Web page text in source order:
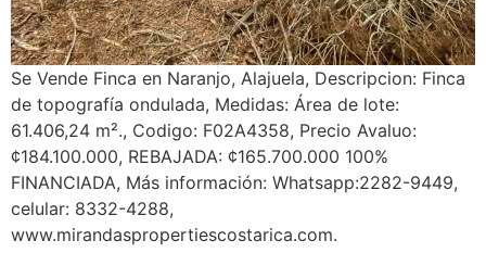
Se Vende Finca en Naranjo, Alajuela, Descripcion: Finca
de topografía ondulada, Medidas: Área de lote:
61.406,24 m²., Codigo: F02A4358, Precio Avaluo:
¢184.100.000, REBAJADA: ¢165.700.000 100%
FINANCIADA, Más información: Whatsapp:2282-9449,
celular: 8332-4288,
www.mirandaspropertiescostarica.com.